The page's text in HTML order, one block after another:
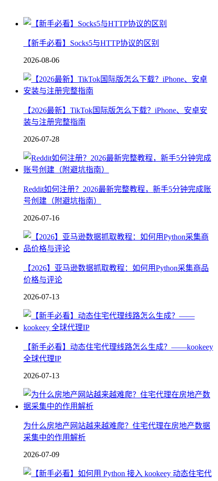
【新手必看】Socks5与HTTP协议的区别
2026-08-06
【2026最新】TikTok国际版怎么下载？iPhone、安卓安
装与注册完整指南
2026-07-28
Reddit如何注册？2026最新完整教程，新手5分钟完成账
号创建（附避坑指南）
2026-07-16
【2026】亚马逊数据抓取教程：如何用Python采集商品
价格与评论
2026-07-13
【新手必看】动态住宅代理线路怎么生成？——kookeey
全球代理IP
2026-07-13
为什么房地产网站越来越难爬？住宅代理在房地产数据
采集中的作用解析
2026-07-09